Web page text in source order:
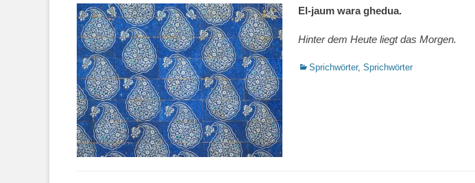
El-jaum wara ghedua.
Hinter dem Heute liegt das Morgen.
Kategorien
Sprichwörter, Sprichwörter